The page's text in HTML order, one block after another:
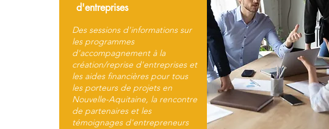
d'entreprises
Des sessions d'informations sur
les programmes
d'accompagnement à la
création/reprise d'entreprises et
les aides financières pour tous
les porteurs de projets en
Nouvelle-Aquitaine, la rencontre
de partenaires et les
témoignages d'entrepreneurs